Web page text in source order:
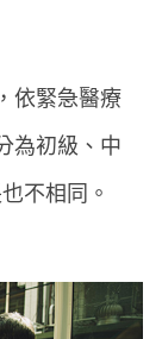
依緊急醫療
為初級、中
不相同。